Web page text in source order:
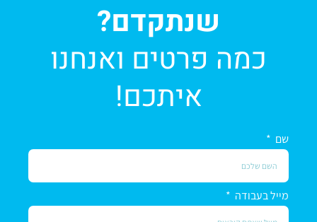
שנתקדם?
כמה פרטים ואנחנו
איתכם!
שם
מייל בעבודה